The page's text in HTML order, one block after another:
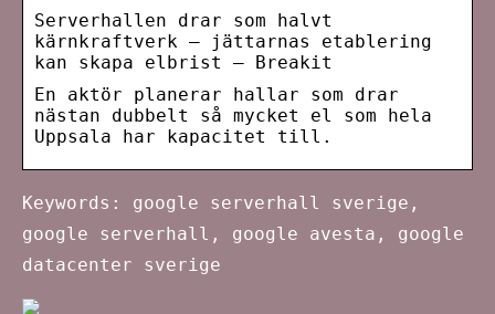
Serverhallen drar som halvt
kärnkraftverk – jättarnas etablering
kan skapa elbrist – Breakit
En aktör planerar hallar som drar
nästan dubbelt så mycket el som hela
Uppsala har kapacitet till.
Keywords: google serverhall sverige,
google serverhall, google avesta, google
datacenter sverige